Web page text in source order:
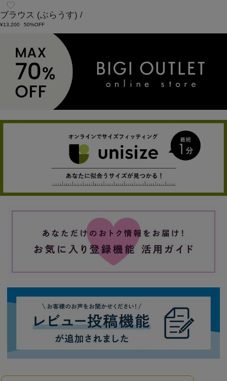
ブラウス (ぶらうす) /
¥13,200 50%OFF